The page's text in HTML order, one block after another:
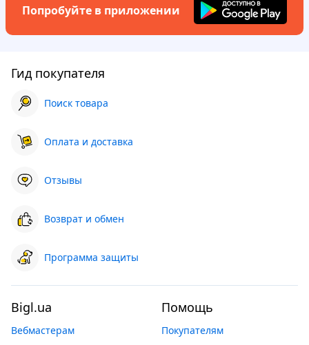
Попробуйте в приложении
Гид покупателя
Поиск товара
Оплата и доставка
Отзывы
Возврат и обмен
Программа защиты
Bigl.ua
Вебмастерам
Помощь
Покупателям